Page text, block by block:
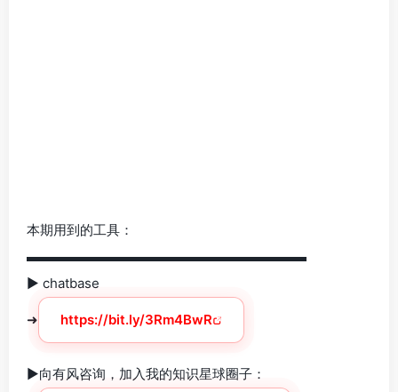
本期用到的工具：
▬▬▬▬▬▬▬▬▬▬▬▬▬▬▬▬▬▬▬▬▬
► chatbase
➜ https://bit.ly/3Rm4BwR
►向有风咨询，加入我的知识星球圈子：